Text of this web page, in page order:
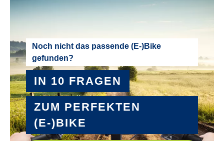
Noch nicht das passende (E-)Bike
gefunden?
IN 10 FRAGEN
ZUM PERFEKTEN
(E-)BIKE